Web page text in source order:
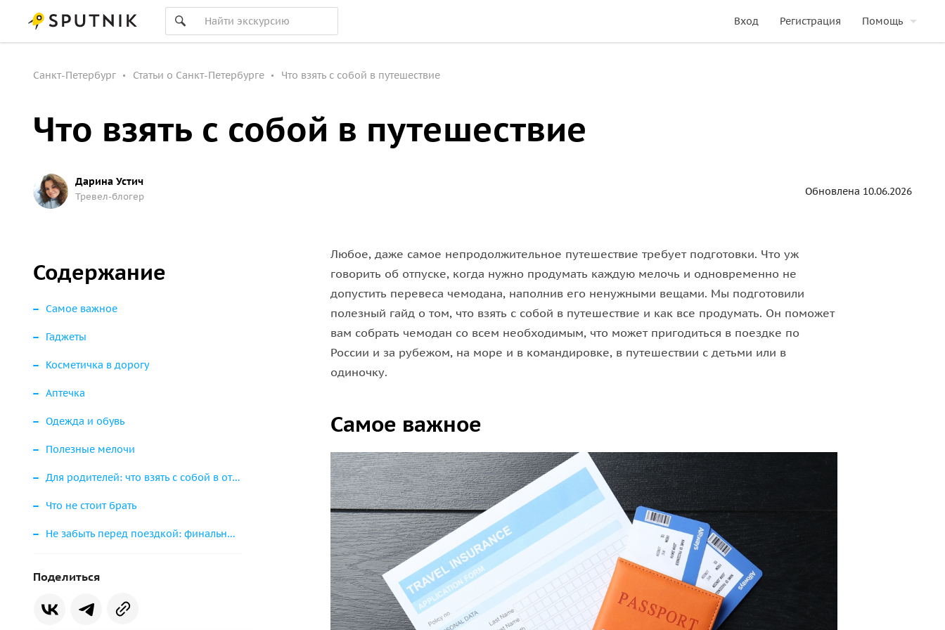
Вход Регистрация Помощь
Санкт-Петербург Статьи о Санкт-Петербурге Что взять с собой в путешествие
Что взять с собой в путешествие
Дарина Устич
Тревел-блогер Обновлена 10.06.2026
Содержание
Самое важное
Гаджеты
Косметичка в дорогу
Аптечка
Одежда и обувь
Полезные мелочи
Для родителей: что взять с собой в отпуск с детьми
Что не стоит брать
Не забыть перед поездкой: финальный чек-лист
Поделиться
Любое, даже самое непродолжительное путешествие требует подготовки. Что уж
говорить об отпуске, когда нужно продумать каждую мелочь и одновременно не
допустить перевеса чемодана, наполнив его ненужными вещами. Мы подготовили
полезный гайд о том, что взять с собой в путешествие и как все продумать. Он поможет
вам собрать чемодан со всем необходимым, что может пригодиться в поездке по
России и за рубежом, на море и в командировке, в путешествии с детьми или в
одиночку.
Самое важное